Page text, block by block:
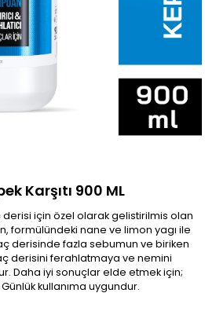
Karşıtı 900 ML
derisi için özel olarak gelistirilmis olan
formülündeki nane ve limon yagı ile
derisinde fazla sebumun ve biriken
saç derisini ferahlatmaya ve nemini
Daha iyi sonuçlar elde etmek için;
kullanıma uygundur.